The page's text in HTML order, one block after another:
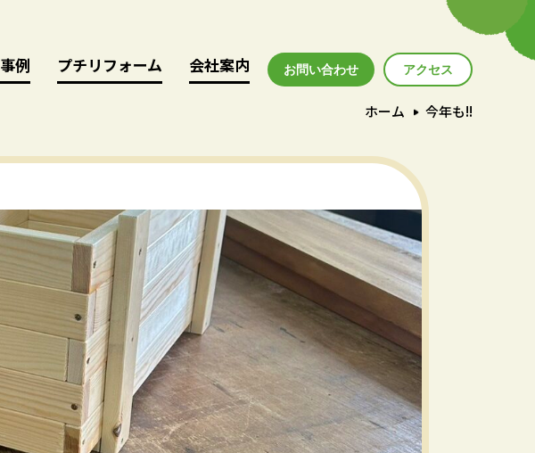
例
例 プチリフォーム
プチリフォーム 会社案内
会社案内 お問い合わせ アクセス
アクセス
ホーム 今年も!!